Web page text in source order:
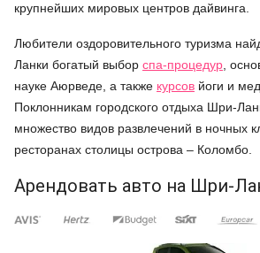
крупнейших мировых центров дайвинга.
Любители оздоровительного туризма
Ланки богатый выбор спа-процедур ,
науке Аюрведе, а также курсов йоги и
Поклонникам городского отдыха Шри-
множество видов развлечений в ночных
ресторанах столицы острова – Коломбо.
Арендовать авто на Шри-